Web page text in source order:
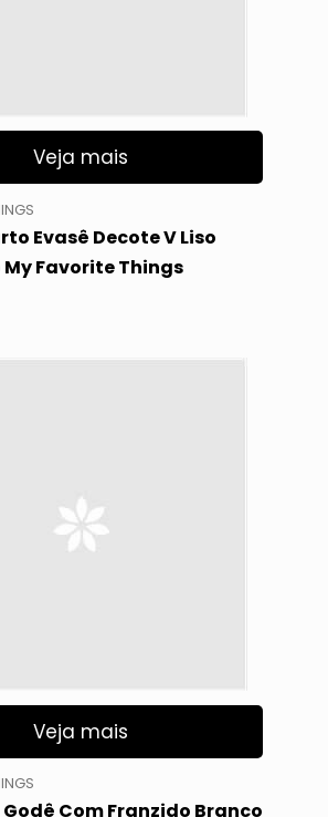
Veja mais
Evasê Decote V Liso
My Favorite Things
Veja mais
Com Franzido Branco